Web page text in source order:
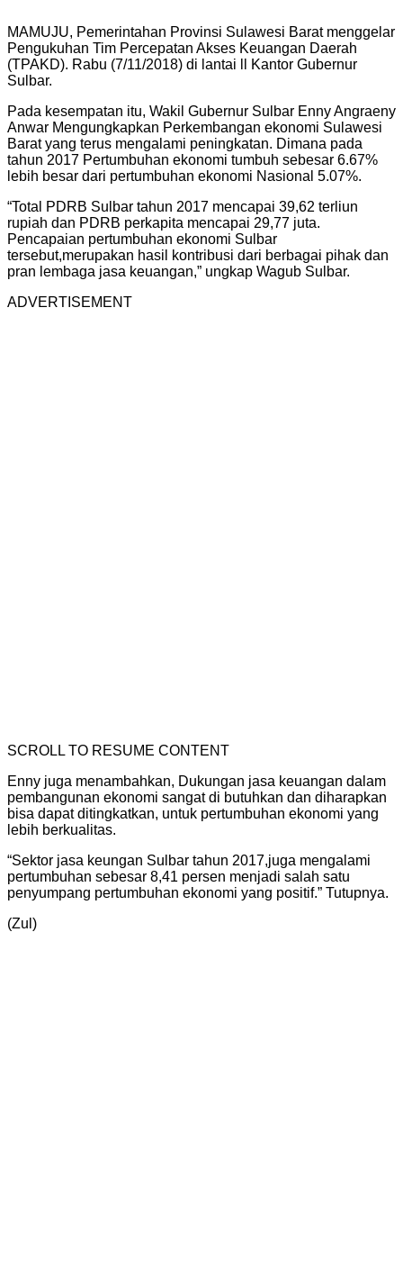
MAMUJU, Pemerintahan Provinsi Sulawesi Barat menggelar
Pengukuhan Tim Percepatan Akses Keuangan Daerah
(TPAKD). Rabu (7/11/2018) di lantai ll Kantor Gubernur
Sulbar.
Pada kesempatan itu, Wakil Gubernur Sulbar Enny Angraeny
Anwar Mengungkapkan Perkembangan ekonomi Sulawesi
Barat yang terus mengalami peningkatan. Dimana pada
tahun 2017 Pertumbuhan ekonomi tumbuh sebesar 6.67%
lebih besar dari pertumbuhan ekonomi Nasional 5.07%.
“Total PDRB Sulbar tahun 2017 mencapai 39,62 terliun
rupiah dan PDRB perkapita mencapai 29,77 juta.
Pencapaian pertumbuhan ekonomi Sulbar
tersebut,merupakan hasil kontribusi dari berbagai pihak dan
pran lembaga jasa keuangan,” ungkap Wagub Sulbar.
ADVERTISEMENT
SCROLL TO RESUME CONTENT
Enny juga menambahkan, Dukungan jasa keuangan dalam
pembangunan ekonomi sangat di butuhkan dan diharapkan
bisa dapat ditingkatkan, untuk pertumbuhan ekonomi yang
lebih berkualitas.
“Sektor jasa keungan Sulbar tahun 2017,juga mengalami
pertumbuhan sebesar 8,41 persen menjadi salah satu
penyumpang pertumbuhan ekonomi yang positif.” Tutupnya.
(Zul)